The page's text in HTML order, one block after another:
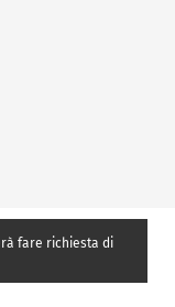
fare richiesta di